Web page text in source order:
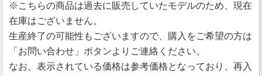
※こちらの商品は過去に販売していたモデルのため、現在
在庫はございません。
生産終了の可能性もございますので、購入をご希望の方は
「お問い合わせ」ボタンよりご連絡ください。
なお、表示されている価格は参考価格となっており、再入